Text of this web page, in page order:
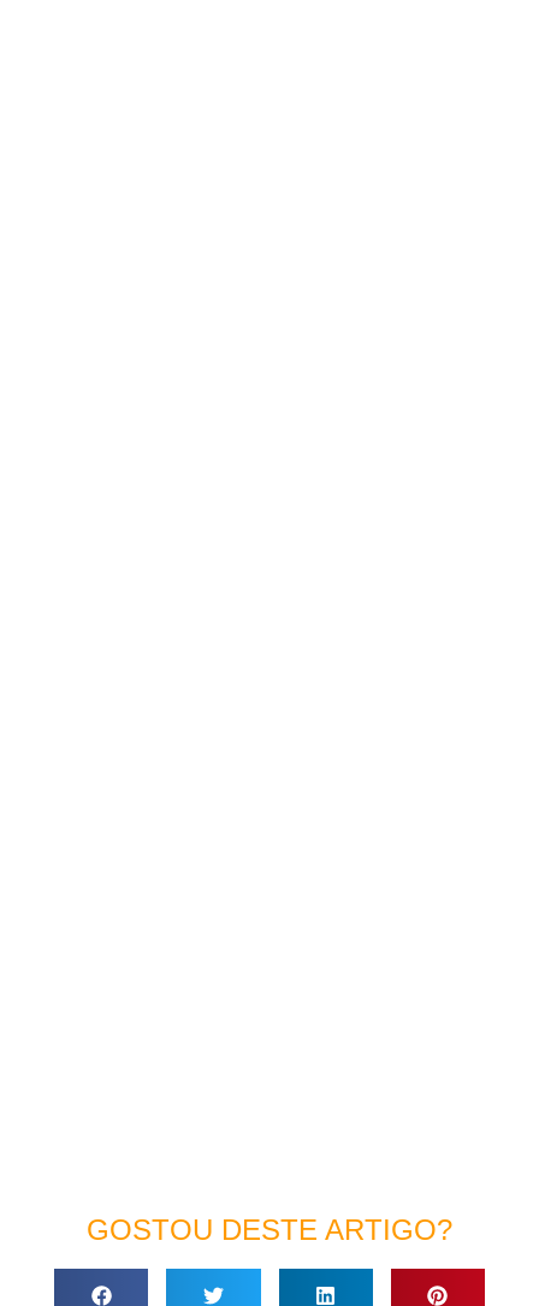
GOSTOU DESTE ARTIGO?